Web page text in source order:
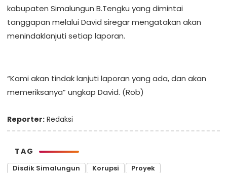
kabupaten Simalungun B.Tengku yang dimintai
tanggapan melalui David siregar mengatakan akan
menindaklanjuti setiap laporan.
“Kami akan tindak lanjuti laporan yang ada, dan akan
memeriksanya” ungkap David. (Rob)
Reporter: Redaksi
TAG
Disdik Simalungun Korupsi Proyek